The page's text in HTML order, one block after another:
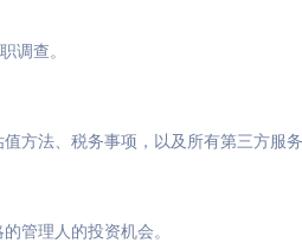
调查。
方法、税务事项，以及所有第三方服
管理人的投资机会。